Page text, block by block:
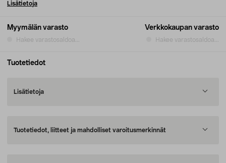
Myymälän varasto
Hakee varastosaldoa...
Verkkokaupan varasto
Hakee varastosaldoa...
Lisätietoja
Tuotetiedot
Lisätietoja
Tuotetiedot, liitteet ja mahdolliset varoitusmerkinnät